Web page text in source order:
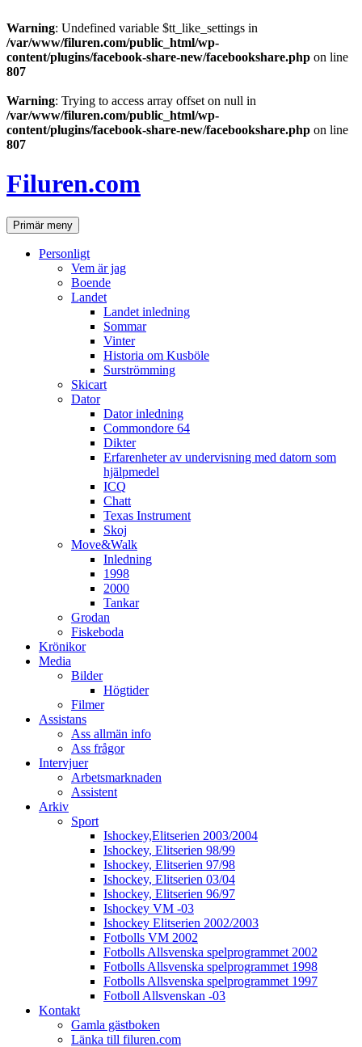
Warning: Undefined variable $tt_like_settings in
/var/www/filuren.com/public_html/wp-
content/plugins/facebook-share-new/facebookshare.php on line
807
Warning: Trying to access array offset on null in
/var/www/filuren.com/public_html/wp-
content/plugins/facebook-share-new/facebookshare.php on line
807
till
innehåll
Filuren.com
SökPrimär meny
Personligt
Vem är jag
Boende
Landet
Landet inledning
Sommar
Vinter
Historia om Kusböle
Surströmming
Skicart
Dator
Dator inledning
Commondore 64
Dikter
Erfarenheter av undervisning med datorn som
hjälpmedel
ICQ
Chatt
Texas Instrument
Skoj
Move&Walk
Inledning
1998
2000
Tankar
Grodan
Fiskeboda
Krönikor
Media
Bilder
Högtider
Filmer
Assistans
Ass allmän info
Ass frågor
Intervjuer
Arbetsmarknaden
Assistent
Arkiv
Sport
Ishockey,Elitserien 2003/2004
Ishockey, Elitserien 98/99
Ishockey, Elitserien 97/98
Ishockey, Elitserien 03/04
Ishockey, Elitserien 96/97
Ishockey VM -03
Ishockey Elitserien 2002/2003
Fotbolls VM 2002
Fotbolls Allsvenska spelprogrammet 2002
Fotbolls Allsvenska spelprogrammet 1998
Fotbolls Allsvenska spelprogrammet 1997
Fotboll Allsvenskan -03
Kontakt
Gamla gästboken
Länka till filuren.com